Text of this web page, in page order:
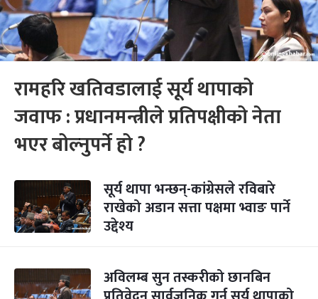
रामहरि खतिवडालाई सूर्य थापाको
जवाफ : प्रधानमन्त्रीले प्रतिपक्षीको नेता
भएर बोल्नुपर्ने हो ?
सूर्य थापा भन्छन्-कांग्रेसले रविबारे
राखेको अडान सत्ता पक्षमा भ्वाङ पार्ने
उद्देश्य
अविलम्ब सुन तस्करीको छानबिन